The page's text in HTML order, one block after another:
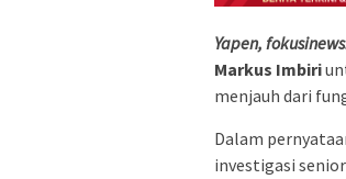
Yapen,
Markus Imbiri
menjauh dari
Dalam
investigasi